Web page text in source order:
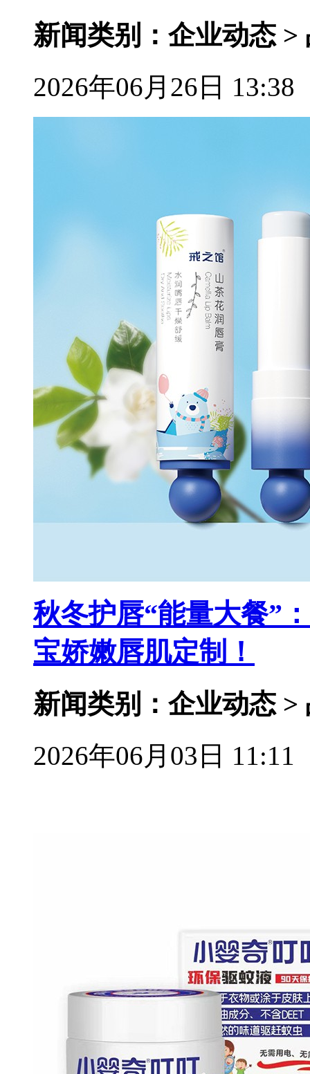
新闻类别：企业动态 >
2026年06月26日 13:38
秋冬护唇“能量大餐”
宝娇嫩唇肌定制！
新闻类别：企业动态 >
2026年06月03日 11:11